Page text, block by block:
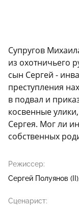
Супругов
из охотничьего
сын Сергей -
преступления
в подвал и
косвенные
Сергея. Мог ли
собственных
Режиссер:
Сергей Полуянов (II)
Сценарист: